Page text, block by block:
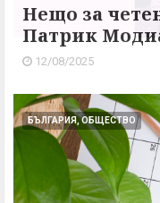
Нещо за
Патрик
12/08/2025
БЪЛГАРИЯ, ОБЩЕСТВО